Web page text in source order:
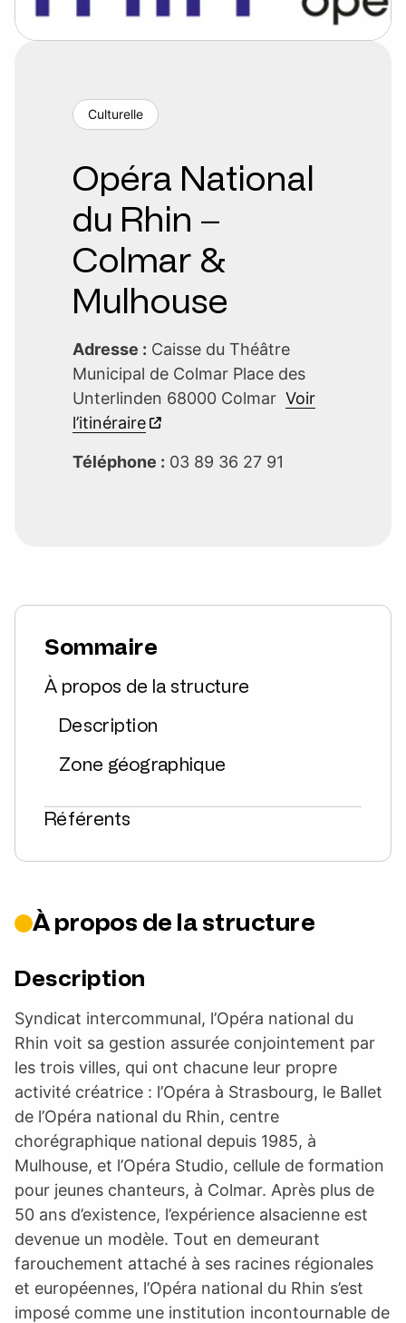
Culturelle
Opéra National
du Rhin –
Colmar &
Mulhouse
Adresse : Caisse du Théâtre
Municipal de Colmar Place des
Unterlinden 68000 Colmar Voir
l’itinéraire
Téléphone : 03 89 36 27 91
Sommaire
À propos de la structure
Description
Zone géographique
Référents
À propos de la structure
Description
Syndicat intercommunal, l’Opéra national du
Rhin voit sa gestion assurée conjointement par
les trois villes, qui ont chacune leur propre
activité créatrice : l’Opéra à Strasbourg, le Ballet
de l’Opéra national du Rhin, centre
chorégraphique national depuis 1985, à
Mulhouse, et l’Opéra Studio, cellule de formation
pour jeunes chanteurs, à Colmar. Après plus de
50 ans d’existence, l’expérience alsacienne est
devenue un modèle. Tout en demeurant
farouchement attaché à ses racines régionales
et européennes, l’Opéra national du Rhin s’est
imposé comme une institution incontournable de